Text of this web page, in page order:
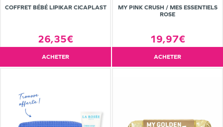
COFFRET BÉBÉ LIPIKAR CICAPLAST
26,35€
ACHETER
MY PINK CRUSH / MES ESSENTIELS
ROSE
19,97€
ACHETER